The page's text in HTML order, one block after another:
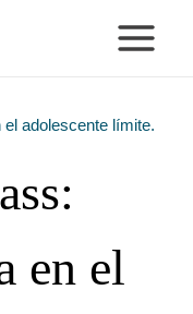
adolescente límite.
en el